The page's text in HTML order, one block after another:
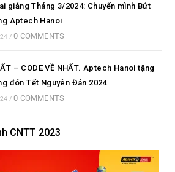
giảng Tháng 3/2024: Chuyển mình Bứt
Aptech Hanoi
/ 0 COMMENTS
– CODE VỀ NHẤT. Aptech Hanoi tặng
đón Tết Nguyên Đán 2024
/ 0 COMMENTS
CNTT 2023